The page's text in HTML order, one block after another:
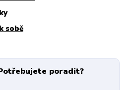
sobě
poradit?